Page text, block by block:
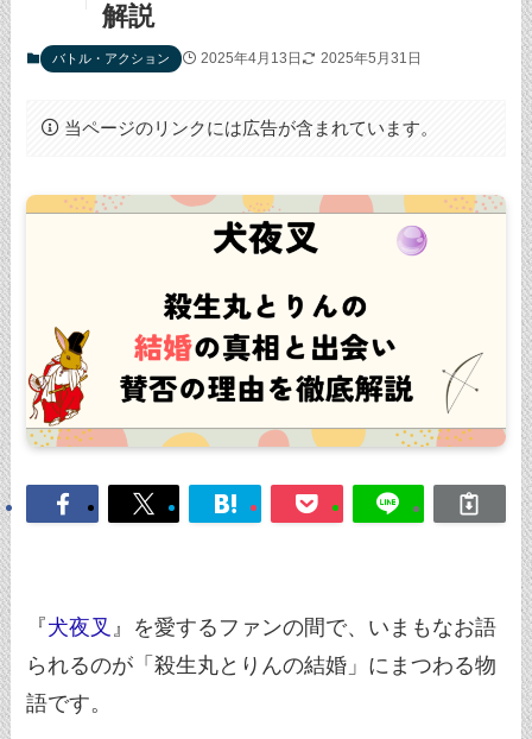
解説
バトル・アクション 2025年4月13日 2025年5月31日
当ページのリンクには広告が含まれています。
『犬夜叉 』を愛するファンの間で、いまもなお語
られるのが「殺生丸とりんの結婚」にまつわる物
語です。